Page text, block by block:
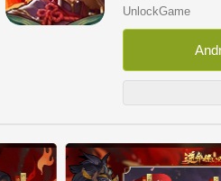
UnlockGame